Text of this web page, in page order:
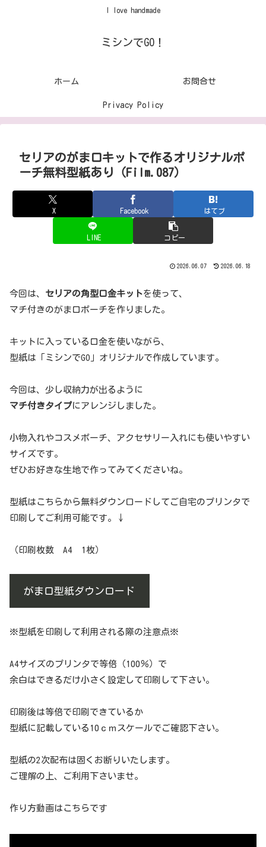
I love handmade
ミシンでGO！
ホーム お問合せ
Privacy Policy
セリアのがま口キットで作るオリジナルポ
ーチ無料型紙あり（Film.087）
X Facebook はてブ
LINE コピー
2026.06.07 2026.06.18
今回は、 セリアの角型口金キットを使って、
マチ付きのがま口ポーチを作りました。
キットに入っている口金を使いながら、
型紙は「ミシンでGO」オリジナルで作成しています。
今回は、少し収納力が出るように
マチ付きタイプにアレンジしました。
小物入れやコスメポーチ、アクセサリー入れにも使いやすい
サイズです。
ぜひお好きな生地で作ってみてくださいね。
型紙はこちらから無料ダウンロードしてご自宅のプリンタで
印刷してご利用可能です。↓
（印刷枚数 A4 1枚）
がま口型紙ダウンロード
※型紙を印刷して利用される際の注意点※
A4サイズのプリンタで等倍（100％）で
余白はできるだけ小さく設定して印刷して下さい。
印刷後は等倍で印刷できているか
型紙に記載している10ｃｍスケールでご確認下さい。
型紙の2次配布は固くお断りいたします。
ご理解の上、ご利用下さいませ。
作り方動画はこちらです